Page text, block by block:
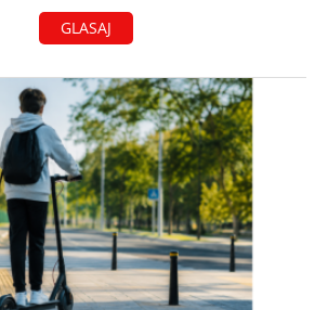
GLASAJ